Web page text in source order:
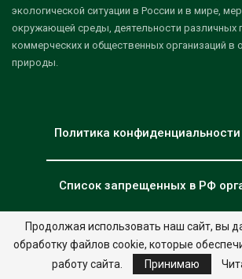
экологической ситуации в России и в мире,
окружающей среды, деятельности различных
коммерческих и общественных организаций в
природы.
Политика
Список запрещенных в РФ
© 2026 - НИА "Экология". Все права защищены.
Продолжая использовать наш сайт, вы
обработку файлов cookie, которые
работу сайта.
Принимаю